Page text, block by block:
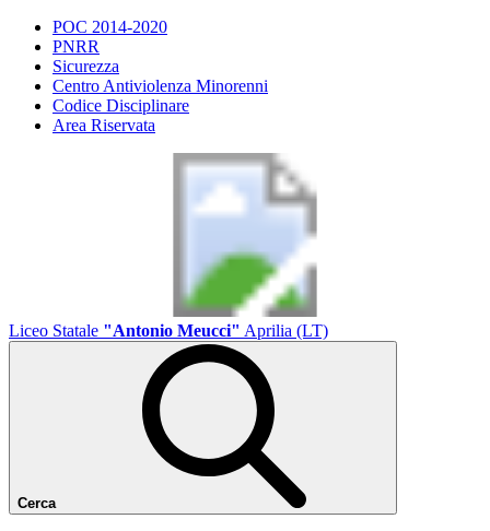
POC 2014-2020
PNRR
Sicurezza
Centro Antiviolenza Minorenni
Codice Disciplinare
Area Riservata
Liceo Statale "Antonio Meucci" Aprilia (LT)
Cerca